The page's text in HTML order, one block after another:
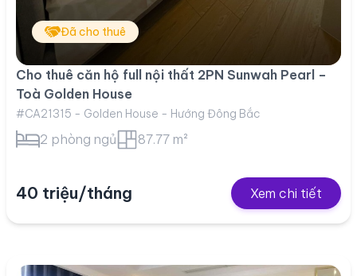
Đã cho thuê
Cho thuê căn hộ full nội thất 2PN Sunwah Pearl –
Toà Golden House
#CA21315 - Golden House - Hướng Đông Bắc
2 phòng ngủ 87.77 m²
40 triệu/tháng Xem chi tiết